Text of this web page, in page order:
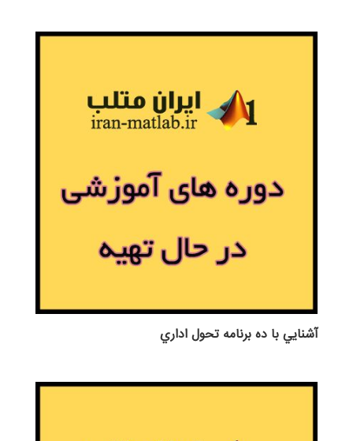
آشنايي با ده برنامه تحول اداري